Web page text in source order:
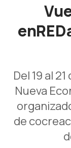
Del 19 al
Nueva
de